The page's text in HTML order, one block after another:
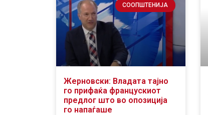
СООПШТЕНИЈА
Жерновски: Владата тајно
го прифаќа францускиот
предлог што во опозиција
го напаѓаше